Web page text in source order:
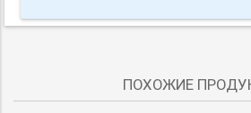
ПОХОЖИЕ